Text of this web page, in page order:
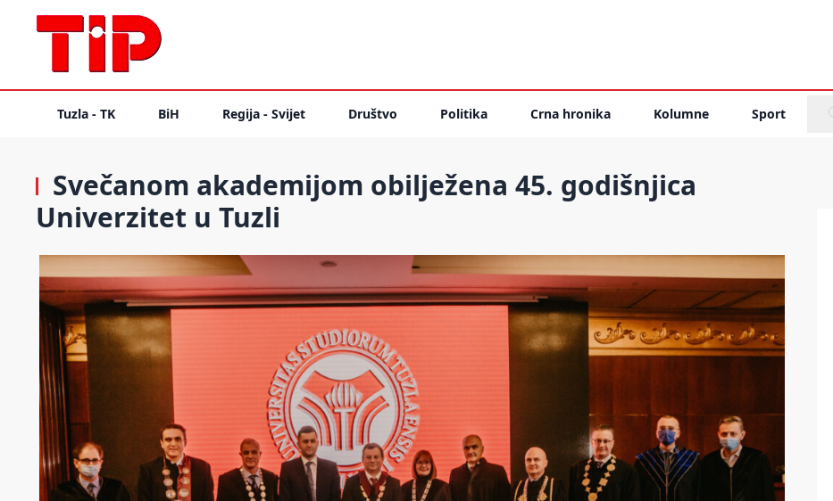
Tuzla - TK BiH Regija - Svijet Društvo Politika Crna hronika Kolumne Sport
Svečanom akademijom obilježena 45. godišnjica
Univerzitet u Tuzli